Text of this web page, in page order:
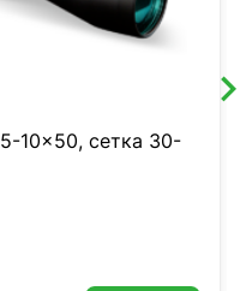
10x50, сетка 30-